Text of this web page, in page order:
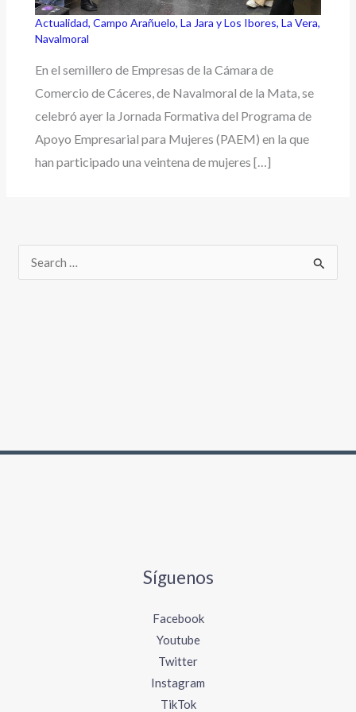
Actualidad,Campo Arañuelo,La Jara y Los Ibores,La Vera,
Navalmoral
En el semillero de Empresas de la Cámara de
Comercio de Cáceres, de Navalmoral de la Mata, se
celebró ayer la Jornada Formativa del Programa de
Apoyo Empresarial para Mujeres (PAEM) en la que
han participado una veintena de mujeres […]
Síguenos
Facebook
Youtube
Twitter
Instagram
TikTok